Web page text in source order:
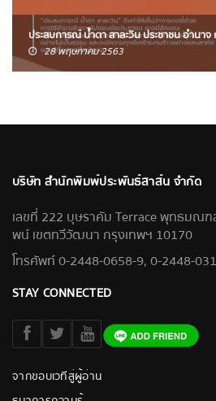
ประสบการณ์ น้ำตา สาละวิน ประชาชน อำนาจ
28 พฤษภาคม 2563
บริษัท สำนักพิมพ์ประพันธ์สาส์น จำกัด
เลขที่ 222 บุษราคัม Terrace พุทธมณฑ
พน์ เขตทวีวัฒนา กรุงเทพฯ 10170
โทรศัพท์ 0-2448-0658-9, 0-2448-031
STAY CONNECTED
จากขอบเวทีสู่ผู้อ่าน